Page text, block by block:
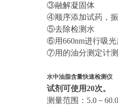
③融解凝固体
④顺序添加试药，
⑤去除检测水
⑥用660nm进行吸
⑦用的油分测定计
水中油脂含量快速检测仪
试剂可使用20次。
测量范围：5.0－